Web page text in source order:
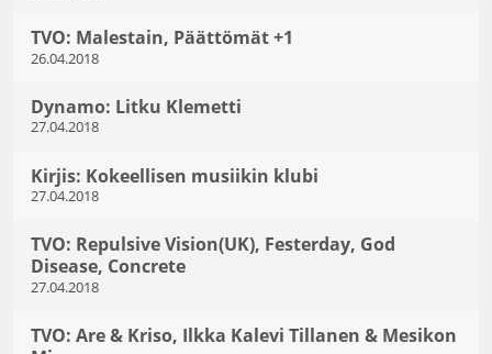
TVO: Malestain, Päättömät +1
26.04.2018
Dynamo: Litku Klemetti
27.04.2018
Kirjis: Kokeellisen musiikin klubi
27.04.2018
TVO: Repulsive Vision(UK), Festerday, God
Disease, Concrete
27.04.2018
TVO: Are & Kriso, Ilkka Kalevi Tillanen & Mesikon